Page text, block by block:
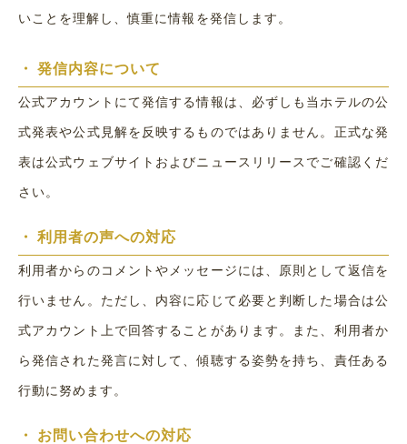
いことを理解し、慎重に情報を発信します。
・ 発信内容について
公式アカウントにて発信する情報は、必ずしも当ホテルの公
式発表や公式見解を反映するものではありません。正式な発
表は公式ウェブサイトおよびニュースリリースでご確認くだ
さい。
・ 利用者の声への対応
利用者からのコメントやメッセージには、原則として返信を
行いません。ただし、内容に応じて必要と判断した場合は公
式アカウント上で回答することがあります。また、利用者か
ら発信された発言に対して、傾聴する姿勢を持ち、責任ある
行動に努めます。
・ お問い合わせへの対応